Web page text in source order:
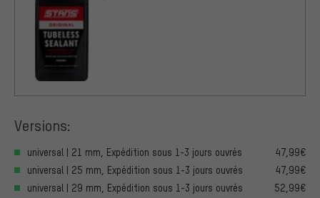
Versions:
universal | 21 mm, Expédition sous 1-3 jours ouvrés
47,99€
universal | 25 mm, Expédition sous 1-3 jours ouvrés
47,99€
universal | 29 mm, Expédition sous 1-3 jours ouvrés
52,99€